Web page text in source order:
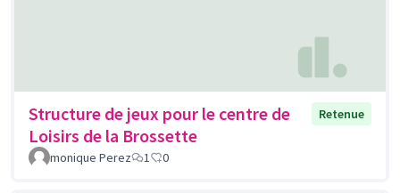
Structure de jeux pour le centre de
Loisirs de la Brossette
Retenue
monique Perez 1 0